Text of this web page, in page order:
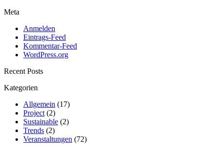
Meta
Anmelden
Eintrags-Feed
Kommentar-Feed
WordPress.org
Recent Posts
Kategorien
Allgemein (17)
Project (2)
Sustainable (2)
Trends (2)
Veranstaltungen (72)